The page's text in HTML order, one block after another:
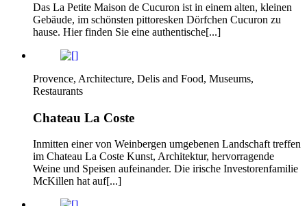
Das La Petite Maison de Cucuron ist in einem alten, kleinen
Gebäude, im schönsten pittoresken Dörfchen Cucuron zu
hause. Hier finden Sie eine authentische[...]
Provence, Architecture, Delis and Food, Museums,
Restaurants
Chateau La Coste
Inmitten einer von Weinbergen umgebenen Landschaft treffen
im Chateau La Coste Kunst, Architektur, hervorragende
Weine und Speisen aufeinander. Die irische Investorenfamilie
McKillen hat auf[...]